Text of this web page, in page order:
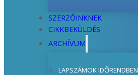
SZERZŐINKNEK
CIKKBEKÜLDÉS
ARCHÍVUM
LAPSZÁMOK IDŐRENDBEN